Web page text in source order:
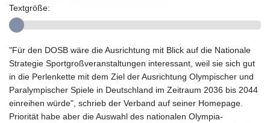
Textgröße:
"Für den DOSB wäre die Ausrichtung mit Blick auf die Nationale
Strategie Sportgroßveranstaltungen interessant, weil sie sich gut
in die Perlenkette mit dem Ziel der Ausrichtung Olympischer und
Paralympischer Spiele in Deutschland im Zeitraum 2036 bis 2044
einreihen würde", schrieb der Verband auf seiner Homepage.
Priorität habe aber die Auswahl des nationalen Olympia-